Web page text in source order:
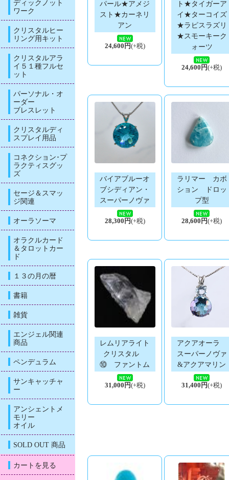
ディックノット
ワーク
クリスタルヒー
リング用キット
クリスタルアラ
イ５１種フルセ
ット
パーソナル・オ
ーダー
ブレスレット
クリスタルディ
スプレイ用品
コネクション･プ
ラクティスグッ
ズ
セージ＆スマッ
ジ関連
オーラソーマ
オラクルカード
＆タロットカー
ド
１３の月の暦
書籍
雑貨
エンジェル関連
商品
ペンデュラム
サンキャッチャ
ー
アンシェントメ
モリー
オイル
SOLD OUT 商品
カートを見る
パール★アメジ
スト★カーネリ
アン
24,600円(+税)
ト★タイガーア
イ★ターコイズ
★ラピスラズリ
★スモーキーク
ォーツ
24,600円(+税)
バイアブルーオ
ブシディアン・
スーパーノヴァ
28,300円(+税)
ラリマー カボ
ション ドロッ
プ型
28,600円(+税)
レムリアライト
クリスタル
⑩ ファントム
31,000円(+税)
アクアオーラ
スーパーノヴァ
&アクアマリン
31,400円(+税)